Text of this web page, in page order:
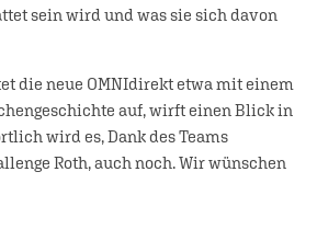
sein wird und was sie sich davon
die neue OMNIdirekt etwa mit einem
auf, wirft einen Blick in
wird es, Dank des Teams
Roth, auch noch. Wir wünschen